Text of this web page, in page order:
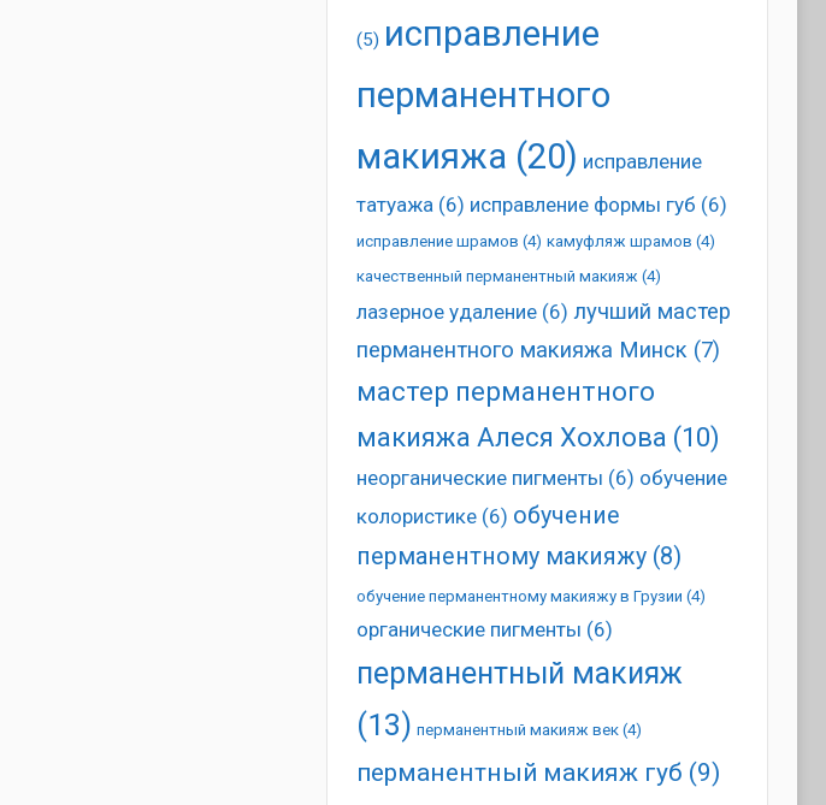
(5) исправление
перманентного
макияжа (20) исправление
татуажа(6) исправление формы губ (6)
исправление шрамов (4) камуфляж шрамов (4)
качественный перманентный макияж (4)
лазерное удаление(6) лучший мастер
перманентного макияжа Минск (7)
мастер перманентного
макияжа Алеся Хохлова (10)
неорганические пигменты (6) обучение
колористике(6) обучение
перманентному макияжу(8)
обучение перманентному макияжу в Грузии (4)
органические пигменты (6)
перманентный макияж
(13) перманентный макияж век(4)
перманентный макияж губ (9)